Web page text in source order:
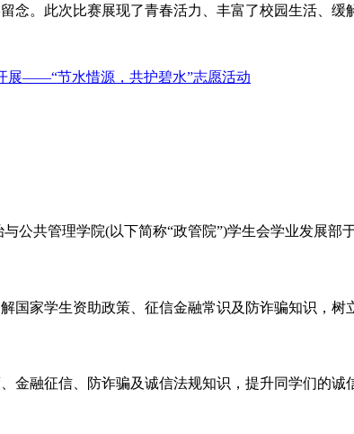
念。此次比赛展现了青春活力、丰富了校园生活、缓
展——“节水惜源，共护碧水”志愿活动
与公共管理学院(以下简称“政管院”)学生会学业发展
国家学生资助政策、征信金融常识及防诈骗知识，
金融征信、防诈骗及诚信法规知识，提升同学们的